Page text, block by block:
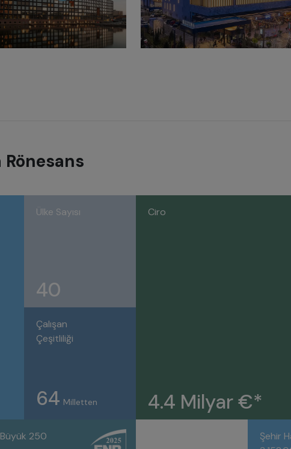
Ülke Sayısı
40
Çalışan
Çeşitliliği
64 Milletten
Ciro
4.4 Milyar €*
Büyük 250
Şehir